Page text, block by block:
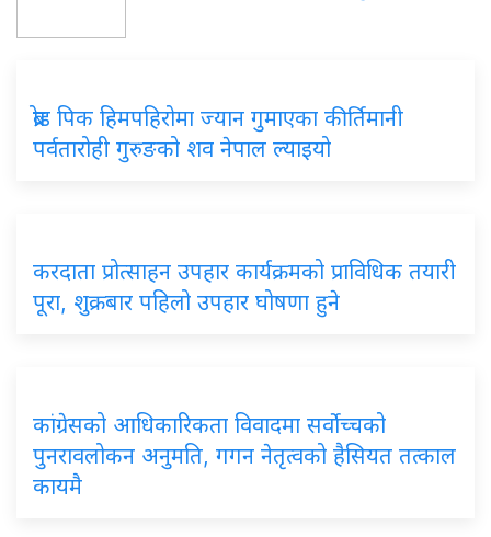
ब्रोड पिक हिमपहिरोमा ज्यान गुमाएका कीर्तिमानी
पर्वतारोही गुरुङको शव नेपाल ल्याइयो
करदाता प्रोत्साहन उपहार कार्यक्रमको प्राविधिक तयारी
पूरा, शुक्रबार पहिलो उपहार घोषणा हुने
कांग्रेसको आधिकारिकता विवादमा सर्वोच्चको
पुनरावलोकन अनुमति, गगन नेतृत्वको हैसियत तत्काल
कायमै